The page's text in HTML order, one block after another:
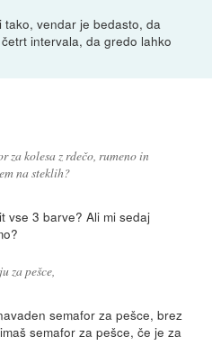
vendar je bedasto, da
intervala, da gredo lahko
za kolesa z rdečo, rumeno in
na steklih?
vse 3 barve? Ali mi sedaj
za pešce,
semafor za pešce, brez
semafor za pešce, če je za